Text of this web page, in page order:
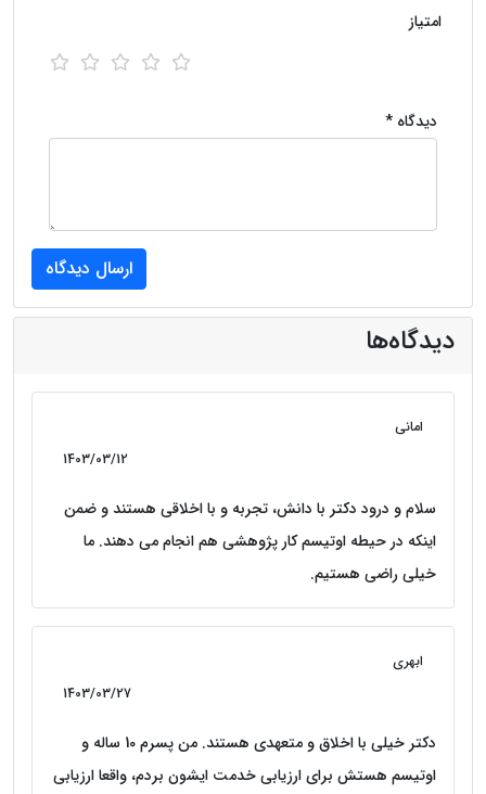
امتیاز
دیدگاه *
دیدگاه‌ها
امانی
1403/03/12
سلام و درود دکتر با دانش، تجربه و با اخلاقی هستند و ضمن
اینکه در حیطه اوتیسم کار پژوهشی هم انجام می دهند. ما
خیلی راضی هستیم.
ابهری
1403/03/27
دکتر خیلی با اخلاق و متعهدی هستند. من پسرم 10 ساله و
اوتیسم هستش برای ارزیابی خدمت ایشون بردم، واقعا ارزیابی